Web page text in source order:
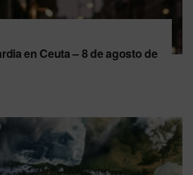
en Ceuta – 8 de agosto de